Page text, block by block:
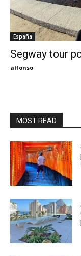
España
Segway tour
alfonso
MOST READ